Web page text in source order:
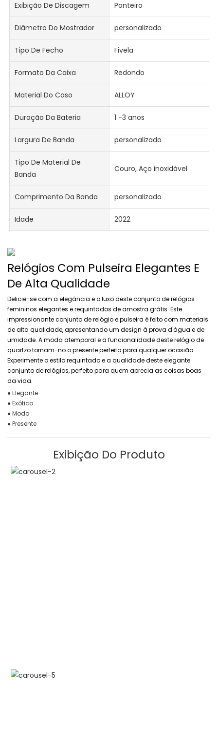
Exibição De Discagem Ponteiro
Diâmetro Do Mostrador personalizado
Tipo De Fecho Fivela
Formato Da Caixa Redondo
Material Do Caso ALLOY
Duração Da Bateria 1 -3 anos
Largura De Banda personalizado
Tipo De Material De
Banda
Couro, Aço inoxidável
Comprimento Da Banda personalizado
Idade 2022
Relógios Com Pulseira Elegantes E
De Alta Qualidade
Delicie-se com a elegância e o luxo deste conjunto de relógios
femininos elegantes e requintados de amostra grátis. Este
impressionante conjunto de relógio e pulseira é feito com materiais
de alta qualidade, apresentando um design à prova d'água e de
umidade. A moda atemporal e a funcionalidade deste relógio de
quartzo tornam-no o presente perfeito para qualquer ocasião.
Experimente o estilo requintado e a qualidade deste elegante
conjunto de relógios, perfeito para quem aprecia as coisas boas
da vida.
● Elegante
● Exótico
● Moda
● Presente
Exibição Do Produto